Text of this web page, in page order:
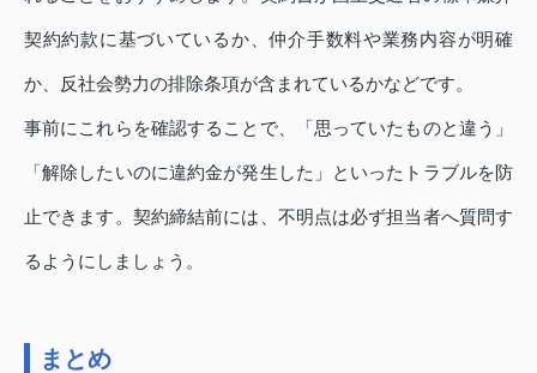
契約約款に基づいているか、仲介手数料や業務内容が明確
か、反社会勢力の排除条項が含まれているかなどです。
事前にこれらを確認することで、「思っていたものと違う」
「解除したいのに違約金が発生した」といったトラブルを防
止できます。契約締結前には、不明点は必ず担当者へ質問す
るようにしましょう。
まとめ